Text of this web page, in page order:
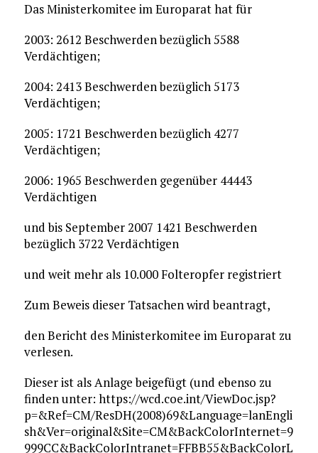
Das Ministerkomitee im Europarat hat für
2003: 2612 Beschwerden bezüglich 5588
Verdächtigen;
2004: 2413 Beschwerden bezüglich 5173
Verdächtigen;
2005: 1721 Beschwerden bezüglich 4277
Verdächtigen;
2006: 1965 Beschwerden gegenüber 44443
Verdächtigen
und bis September 2007 1421 Beschwerden
bezüglich 3722 Verdächtigen
und weit mehr als 10.000 Folteropfer registriert
Zum Beweis dieser Tatsachen wird beantragt,
den Bericht des Ministerkomitee im Europarat zu
verlesen.
Dieser ist als Anlage beigefügt (und ebenso zu
finden unter: https://wcd.coe.int/ViewDoc.jsp?
p=&Ref=CM/ResDH(2008)69&Language=lanEngli
sh&Ver=original&Site=CM&BackColorInternet=9
999CC&BackColorIntranet=FFBB55&BackColorL